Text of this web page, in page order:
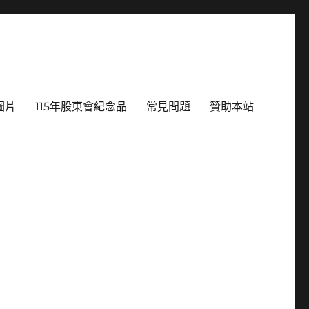
片 115年股東會紀念品 常見問題 贊助本站